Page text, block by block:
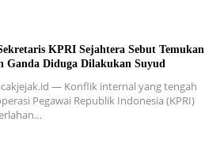
KPRI Sejahtera Sebut Temukan
Ganda Diduga Dilakukan Suyud
— Konflik internal yang tengah
Pegawai Republik Indonesia (KPRI)